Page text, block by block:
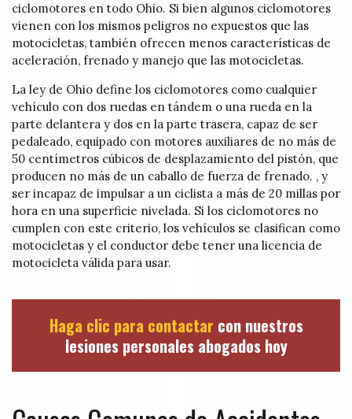
ciclomotores en todo Ohio. Si bien algunos ciclomotores
vienen con los mismos peligros no expuestos que las
motocicletas, también ofrecen menos características de
aceleración, frenado y manejo que las motocicletas.
La ley de Ohio define los ciclomotores como cualquier
vehículo con dos ruedas en tándem o una rueda en la
parte delantera y dos en la parte trasera, capaz de ser
pedaleado, equipado con motores auxiliares de no más de
50 centímetros cúbicos de desplazamiento del pistón, que
producen no más de un caballo de fuerza de frenado. , y
ser incapaz de impulsar a un ciclista a más de 20 millas por
hora en una superficie nivelada. Si los ciclomotores no
cumplen con este criterio, los vehículos se clasifican como
motocicletas y el conductor debe tener una licencia de
motocicleta válida para usar.
Haga clic para contactar con nuestros
lesiones personales abogados hoy